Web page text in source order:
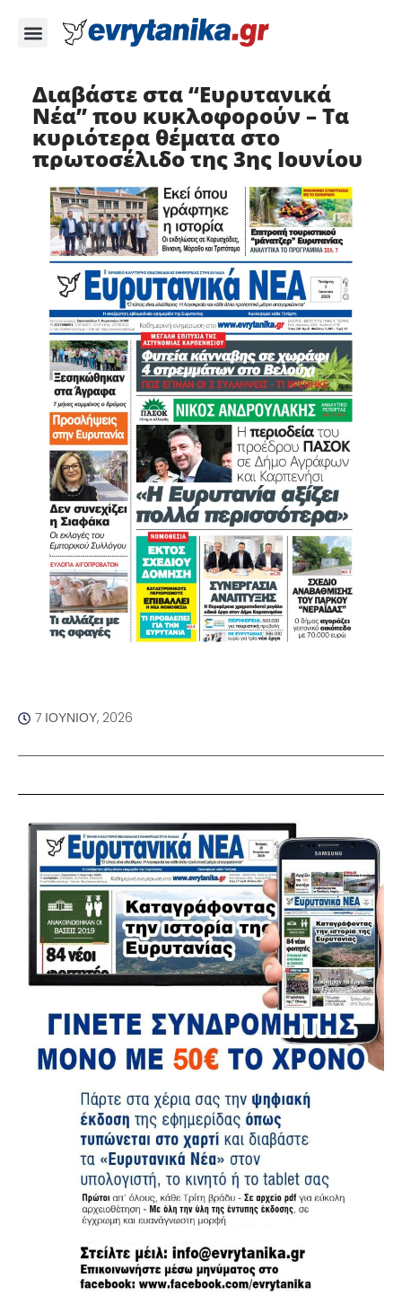
Διαβάστε στα “Ευρυτανικά
Νέα” που κυκλοφορούν – Τα
κυριότερα θέματα στο
πρωτοσέλιδο της 3ης Ιουνίου
7 ΙΟΥΝΊΟΥ, 2026